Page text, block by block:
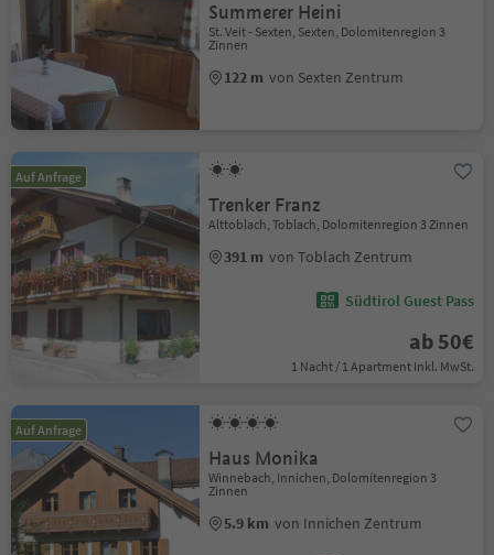
Summerer Heini
St. Veit - Sexten, Sexten, Dolomitenregion 3
Zinnen
122 m von Sexten Zentrum
Auf Anfrage
Trenker Franz
Alttoblach, Toblach, Dolomitenregion 3 Zinnen
391 m von Toblach Zentrum
Südtirol Guest Pass
ab 50€
1 Nacht / 1 Apartment Inkl. MwSt.
Auf Anfrage
Haus Monika
Winnebach, Innichen, Dolomitenregion 3
Zinnen
5.9 km von Innichen Zentrum